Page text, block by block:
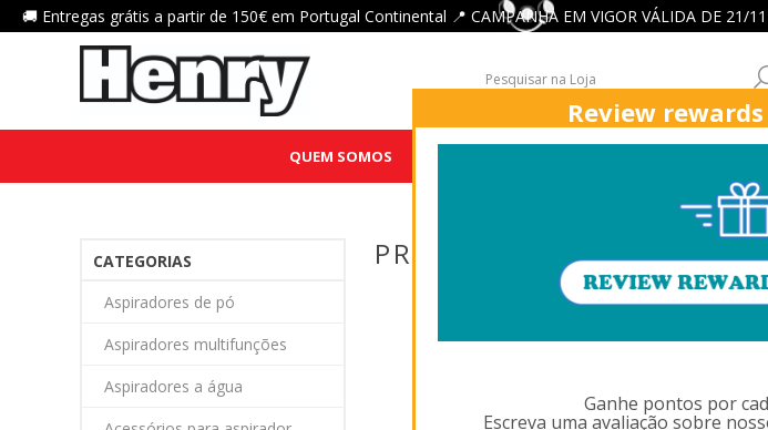
🚚 Entregas grátis a partir de 150€ em Portugal Continental 📍 CAMPANHA EM VIGOR VÁLIDA DE 21/
QUEM SOMOS
PRODUTOS MARCADOS
CATEGORIAS
Aspiradores de pó
Aspiradores multifunções
Aspiradores a água
Review
Ganhe pontos por
Escreva uma avaliação sobre